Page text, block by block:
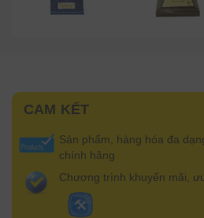
CAM KẾT
Sản phẩm, hàng hóa đa
chính hãng
Chương trình khuyến mãi,